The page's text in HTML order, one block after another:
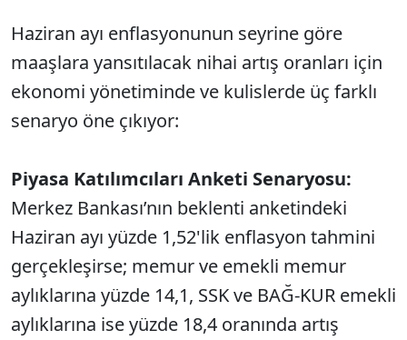
Haziran ayı enflasyonunun seyrine göre
maaşlara yansıtılacak nihai artış oranları için
ekonomi yönetiminde ve kulislerde üç farklı
senaryo öne çıkıyor:
Piyasa Katılımcıları Anketi Senaryosu:
Merkez Bankası’nın beklenti anketindeki
Haziran ayı yüzde 1,52'lik enflasyon tahmini
gerçekleşirse; memur ve emekli memur
aylıklarına yüzde 14,1, SSK ve BAĞ-KUR emekli
aylıklarına ise yüzde 18,4 oranında artış